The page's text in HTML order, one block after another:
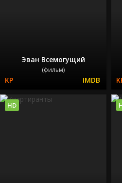
Эван Всемогущий
(фильм)
HD